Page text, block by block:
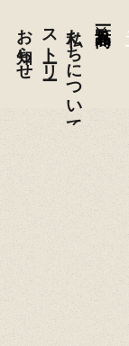
お知らせ ストーリー私たちについて